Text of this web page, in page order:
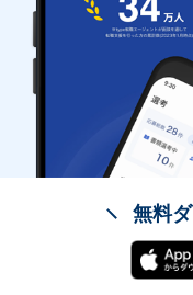
無料